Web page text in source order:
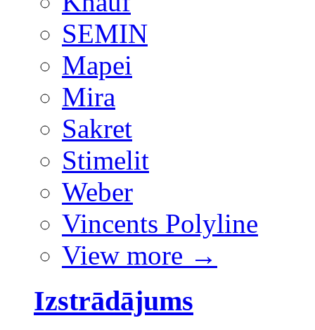
SEMIN
Mapei
Mira
Sakret
Stimelit
Weber
Vincents Polyline
View more →
Izstrādājums